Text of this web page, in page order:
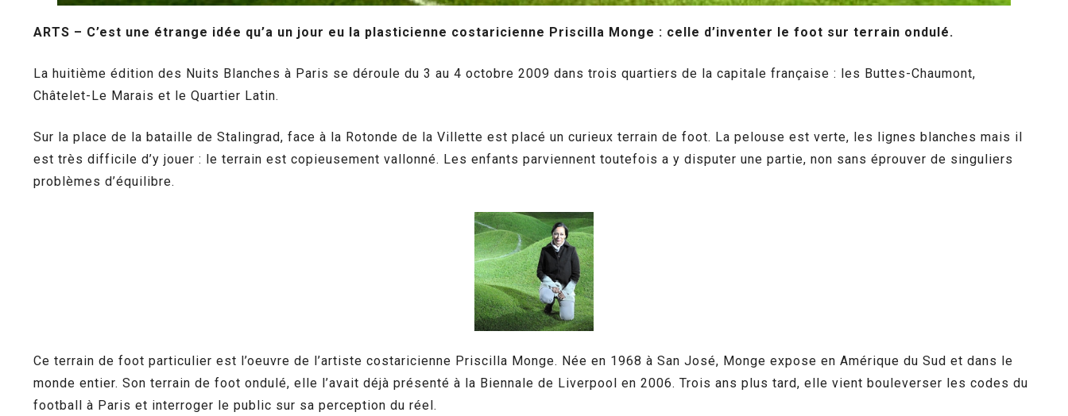
ARTS – C’est une étrange idée qu’a un jour eu la plasticienne costaricienne Priscilla Monge : celle d’inventer le foot sur terrain ondulé.
La huitième édition des Nuits Blanches à Paris se déroule du 3 au 4 octobre 2009 dans trois quartiers de la capitale française : les Buttes-Chaumont,
Châtelet-Le Marais et le Quartier Latin.
Sur la place de la bataille de Stalingrad, face à la Rotonde de la Villette est placé un curieux terrain de foot. La pelouse est verte, les lignes blanches mais il
est très difficile d’y jouer : le terrain est copieusement vallonné. Les enfants parviennent toutefois a y disputer une partie, non sans éprouver de singuliers
problèmes d’équilibre.
Ce terrain de foot particulier est l’oeuvre de l’artiste costaricienne Priscilla Monge. Née en 1968 à San José, Monge expose en Amérique du Sud et dans le
monde entier. Son terrain de foot ondulé, elle l’avait déjà présenté à la Biennale de Liverpool en 2006. Trois ans plus tard, elle vient bouleverser les codes du
football à Paris et interroger le public sur sa perception du réel.